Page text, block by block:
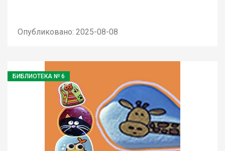
Опубликовано: 2025-08-08
БИБЛИОТЕКА № 6